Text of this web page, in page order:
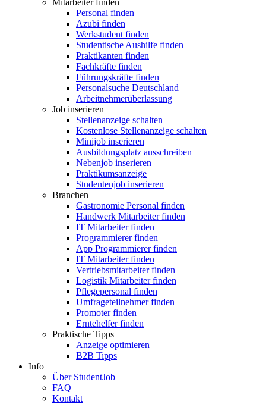
Mitarbeiter finden
Personal finden
Azubi finden
Werkstudent finden
Studentische Aushilfe finden
Praktikanten finden
Fachkräfte finden
Führungskräfte finden
Personalsuche Deutschland
Arbeitnehmerüberlassung
Job inserieren
Stellenanzeige schalten
Kostenlose Stellenanzeige schalten
Minijob inserieren
Ausbildungsplatz ausschreiben
Nebenjob inserieren
Praktikumsanzeige
Studentenjob inserieren
Branchen
Gastronomie Personal finden
Handwerk Mitarbeiter finden
IT Mitarbeiter finden
Programmierer finden
App Programmierer finden
IT Mitarbeiter finden
Vertriebsmitarbeiter finden
Logistik Mitarbeiter finden
Pflegepersonal finden
Umfrageteilnehmer finden
Promoter finden
Erntehelfer finden
Praktische Tipps
Anzeige optimieren
B2B Tipps
Info
Über StudentJob
FAQ
Kontakt